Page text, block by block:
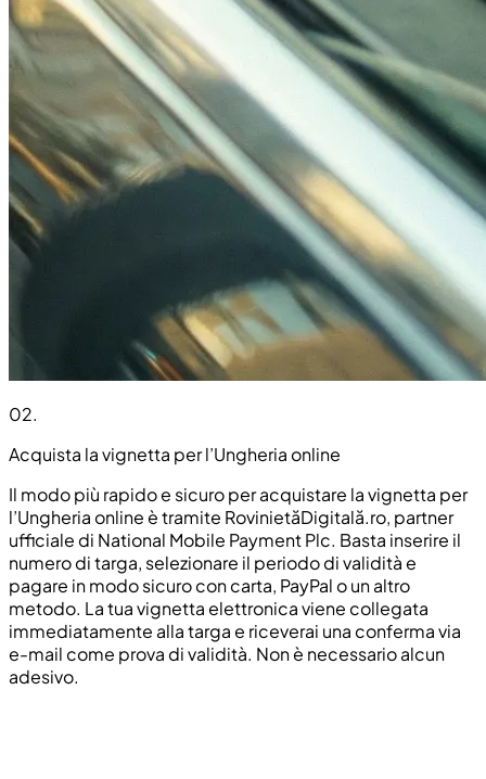
02.
Acquista la vignetta per l’Ungheria online
Il modo più rapido e sicuro per acquistare la vignetta per
l’Ungheria online è tramite RovinietăDigitală.ro, partner
ufficiale di National Mobile Payment Plc. Basta inserire il
numero di targa, selezionare il periodo di validità e
pagare in modo sicuro con carta, PayPal o un altro
metodo. La tua vignetta elettronica viene collegata
immediatamente alla targa e riceverai una conferma via
e-mail come prova di validità. Non è necessario alcun
adesivo.